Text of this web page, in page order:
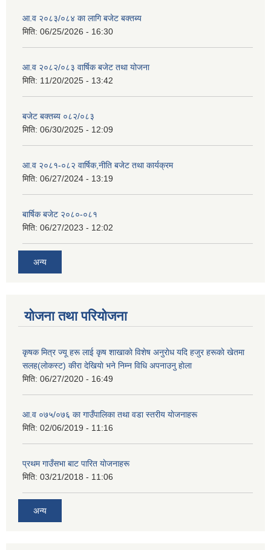
आ.व २०८३/०८४ का लागि बजेट बक्तब्य
मिति: 06/25/2026 - 16:30
आ.व २०८२/०८३ वार्षिक बजेट तथा योजना
मिति: 11/20/2025 - 13:42
बजेट बक्तब्य ०८२/०८३
मिति: 06/30/2025 - 12:09
आ.व २०८१-०८२ वार्षिक,नीति बजेट तथा कार्यक्रम
मिति: 06/27/2024 - 13:19
बार्षिक बजेट २०८०-०८१
मिति: 06/27/2023 - 12:02
अन्य
योजना तथा परियोजना
कृषक मित्र ज्यू हरू लाई कृष शाखाकाे विशेष अनुराेध यदि हजुर हरूकाे खेतमा
सलह(लाेकस्ट) कीरा देखियाे भने निम्न विधि अपनाउनु हाेला
मिति: 06/27/2020 - 16:49
आ‍.व ०७५/०७६ का गाउँपालिका तथा वडा स्तरीय याेजनाहरू
मिति: 02/06/2019 - 11:16
प्रथम गाउँसभा बाट पारित याेजनाहरू
मिति: 03/21/2018 - 11:06
अन्य